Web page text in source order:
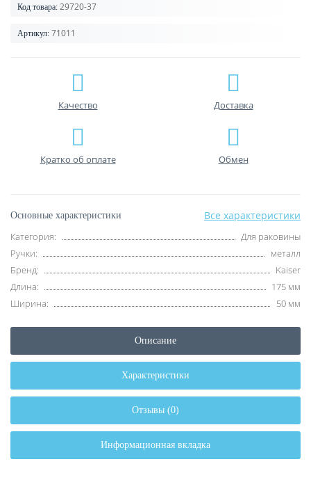
Код товара: 29720-37
Артикул: 71011
Качество Доставка
Кратко об оплате Обмен
Основные характеристики Все характеристики
Категория:
Для раковины
Ручки:
металл
Бренд:
Kaiser
Длина:
175 мм
Ширина:
50 мм
Описание
Характеристики
Отзывы (0)
Информационная вкладка